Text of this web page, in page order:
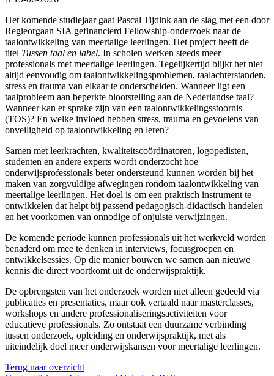
Het komende studiejaar gaat Pascal Tijdink aan de slag met een door
Regieorgaan SIA gefinancierd Fellowship-onderzoek naar de
taalontwikkeling van meertalige leerlingen. Het project heeft de
titel Tussen taal en label. In scholen werken steeds meer
professionals met meertalige leerlingen. Tegelijkertijd blijkt het niet
altijd eenvoudig om taalontwikkelingsproblemen, taalachterstanden,
stress en trauma van elkaar te onderscheiden. Wanneer ligt een
taalprobleem aan beperkte blootstelling aan de Nederlandse taal?
Wanneer kan er sprake zijn van een taalontwikkelingsstoornis
(TOS)? En welke invloed hebben stress, trauma en gevoelens van
onveiligheid op taalontwikkeling en leren?
Samen met leerkrachten, kwaliteitscoördinatoren, logopedisten,
studenten en andere experts wordt onderzocht hoe
onderwijsprofessionals beter ondersteund kunnen worden bij het
maken van zorgvuldige afwegingen rondom taalontwikkeling van
meertalige leerlingen. Het doel is om een praktisch instrument te
ontwikkelen dat helpt bij passend pedagogisch-didactisch handelen
en het voorkomen van onnodige of onjuiste verwijzingen.
De komende periode kunnen professionals uit het werkveld worden
benaderd om mee te denken in interviews, focusgroepen en
ontwikkelsessies. Op die manier bouwen we samen aan nieuwe
kennis die direct voortkomt uit de onderwijspraktijk.
De opbrengsten van het onderzoek worden niet alleen gedeeld via
publicaties en presentaties, maar ook vertaald naar masterclasses,
workshops en andere professionaliseringsactiviteiten voor
educatieve professionals. Zo ontstaat een duurzame verbinding
tussen onderzoek, opleiding en onderwijspraktijk, met als
uiteindelijk doel meer onderwijskansen voor meertalige leerlingen.
Terug naar overzicht